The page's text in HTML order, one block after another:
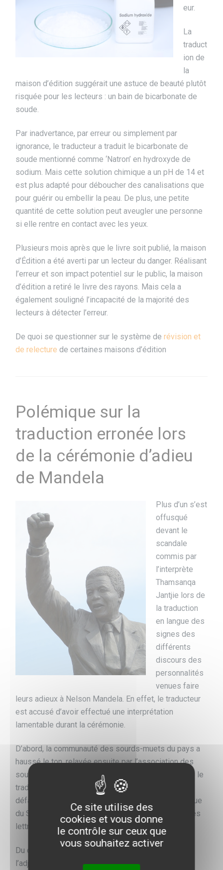
eur.
La
traduct
ion de
la
maison d’édition suggérait une astuce de beauté plutôt
risquée pour les lecteurs : un bain de bicarbonate de
soude.
Par inadvertance, par erreur ou simplement par
ignorance, le traducteur a traduit le bicarbonate de
soude mentionné comme ‘Natron’ en hydroxyde de
sodium. Mais cette solution chimique a un pH de 14 et
est plus adapté pour déboucher des canalisations que
pour guérir ou embellir la peau. De plus, une petite
quantité de cette solution peut aveugler une personne
si elle rentre en contact avec les yeux.
Plusieurs mois après que le livre soit publié, la maison
d’Édition a été averti par un lecteur du danger. Réalisant
l’erreur et son impact potentiel sur le public, la maison
d’édition a retiré le livre des rayons. Mais cela a
également souligné l’incapacité de la majorité des
lecteurs à détecter l’erreur.
De quoi se questionner sur le système de révision et
de relecture de certaines maisons d’édition
Polémique sur la
traduction erronée lors
de la cérémonie d’adieu
de Mandela
Plus d’un s’est
offusqué
devant le
scandale
commis par
l’interprète
Thamsanqa
Jantjie lors de
la traduction
en langue des
signes des
différents
discours des
personnalités
venues faire
leurs adieux à Nelson Mandela. En effet, le traducteur
est accusé d’avoir effectué une interprétation
lamentable durant la cérémonie.
D’abord, la communauté des sourds-muets du pays a
haussé le ton, relayée ensuite par l’association des
sourds Deaf SA qui n’a pas manqué de rappeler que le
traducteur incriminé n’en était pas à sa première
défaillance lors des cérémonies officielles en Afrique
du Sud. De plus, les rapports sur ce point sont restés
lettres mortes auprès des autorités compétentes.
Du côté des autorités gouvernementales, c’est
l’adjointe au ministre des Personnes handicapées
Ce site utilise des
cookies et vous donne
le contrôle sur ceux que
vous souhaitez activer